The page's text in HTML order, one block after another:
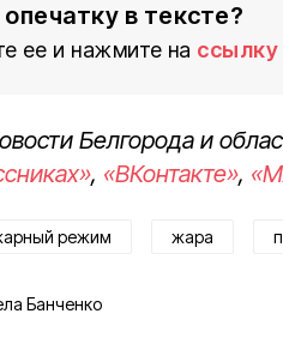
в тексте?
ее и нажмите на ссылку
Белгорода и
, «ВКонтакте»,
режим жара
Банченко